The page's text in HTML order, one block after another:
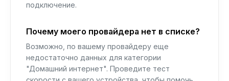
подключение.
Почему моего провайдера нет в списке?
Возможно, по вашему провайдеру еще
недостаточно данных для категории
"Домашний интернет". Проведите тест